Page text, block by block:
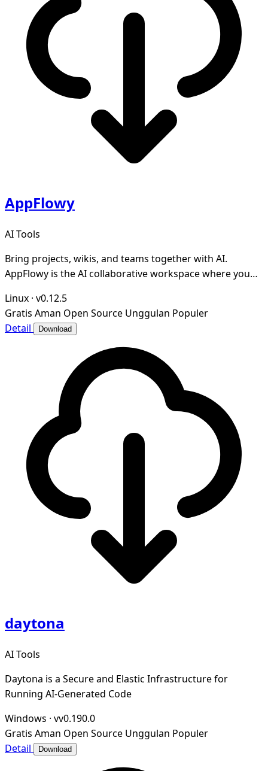
AppFlowy
AI Tools
Bring projects, wikis, and teams together with AI.
AppFlowy is the AI collaborative workspace where you
Linux · v0.12.5
Gratis Aman Open Source Unggulan Populer
Detail
Download
daytona
AI Tools
Daytona is a Secure and Elastic Infrastructure for
Running AI-Generated Code
Windows · vv0.190.0
Gratis Aman Open Source Unggulan Populer
Detail
Download